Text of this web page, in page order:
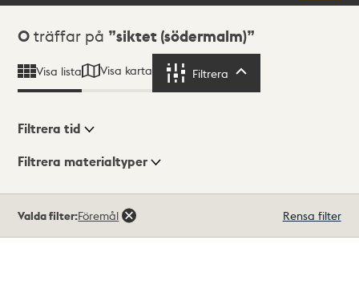
Sökresultat
0 träffar på siktet (södermalm)
Visa lista Visa karta Filtrera
Visningsläge
Filtrera tid
Filtrera materialtyper
träffar
Valda filter:Föremål Rensa filter